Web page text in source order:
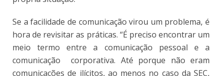
Se a facilidade de comunicação virou um problema, é
hora de revisitar as práticas. “É preciso encontrar um
meio termo entre a comunicação pessoal e a
comunicação corporativa. Até porque não eram
comunicações de ilícitos, ao menos no caso da SEC,